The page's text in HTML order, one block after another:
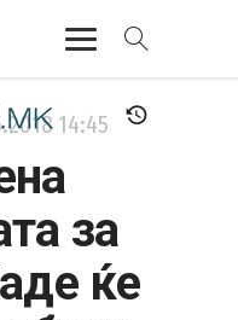
14:45
за
ќе